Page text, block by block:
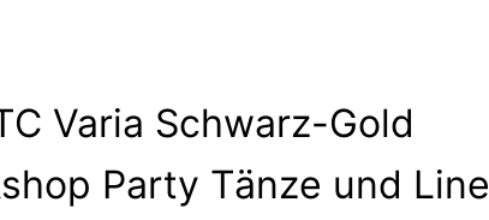
Varia Schwarz-Gold
Party Tänze und Line